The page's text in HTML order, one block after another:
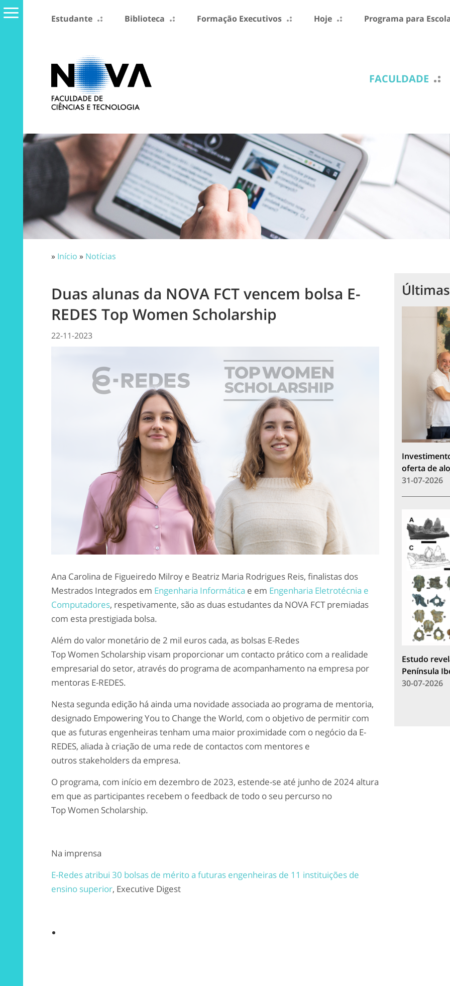
Estudante Biblioteca Formação Executivos Hoje Programa para
FACULDADE
» Início » Notícias
Duas alunas da NOVA FCT vencem bolsa E-
REDES Top Women Scholarship
22-11-2023
Ana Carolina de Figueiredo Milroy e Beatriz Maria Rodrigues Reis, finalistas dos
Mestrados Integrados em Engenharia Informática e em Engenharia Eletrotécnia e
Computadores, respetivamente, são as duas estudantes da NOVA FCT premiadas
com esta prestigiada bolsa.
Além do valor monetário de 2 mil euros cada, as bolsas E-Redes
TopWomen Scholarshipvisam proporcionar um contacto prático com a realidade
empresarial do setor, através do programa de acompanhamento na empresa por
mentoras E-REDES.
Nesta segunda edição há ainda uma novidade associada ao programa de mentoria,
designado EmpoweringYou to Change the World, com o objetivo de permitir com
que asfuturas engenheirastenham uma maior proximidade com o negócio da E-
REDES, aliada à criação de uma rede de contactos com mentores e
outros stakeholders da empresa.
O programa, com início em dezembro de 2023, estende-se até junho de 2024 altura
em que as participantes recebem o feedback de todo o seu percurso no
TopWomen Scholarship.
Na imprensa
E-Redes atribui 30 bolsas de mérito a futuras engenheiras de 11 instituições de
ensino superior, Executive Digest
oferta de
31-07-2026
Estudo
Península
30-07-2026